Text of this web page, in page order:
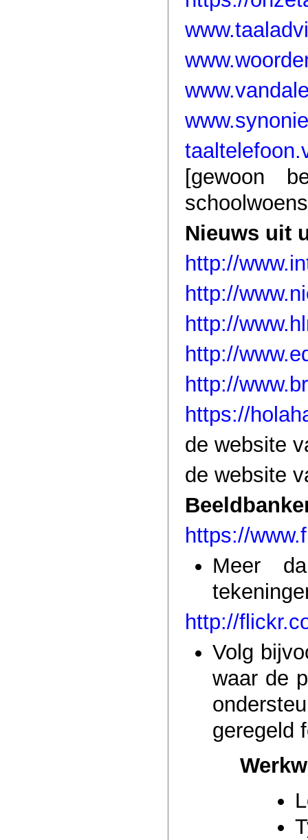
[gewoon
Nieuws uit
http://
http://
http://
http://
http://
https://
de website
de website
https://
Meer
http://
Volg
waar de
geregeld